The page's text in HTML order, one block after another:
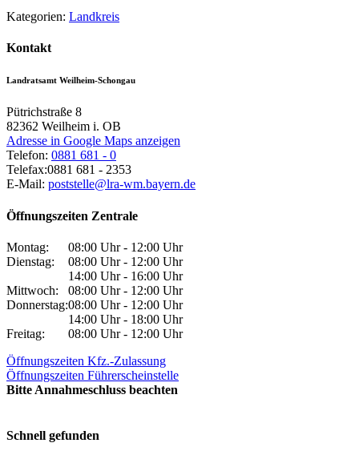
Kategorien: Landkreis
Kontakt
Landratsamt Weilheim-Schongau
Pütrichstraße 8
82362 Weilheim i. OB
Adresse in Google Maps anzeigen
Telefon: 0881 681 - 0
Telefax:0881 681 - 2353
E-Mail: poststelle@lra-wm.bayern.de
Öffnungszeiten Zentrale
Montag:
08:00 Uhr - 12:00 Uhr
Dienstag:
08:00 Uhr - 12:00 Uhr
14:00 Uhr - 16:00 Uhr
Mittwoch:
08:00 Uhr - 12:00 Uhr
Donnerstag:08:00 Uhr - 12:00 Uhr
14:00 Uhr - 18:00 Uhr
Freitag:
08:00 Uhr - 12:00 Uhr
Öffnungszeiten Kfz.-Zulassung
Öffnungszeiten Führerscheinstelle
Bitte Annahmeschluss beachten
Schnell gefunden